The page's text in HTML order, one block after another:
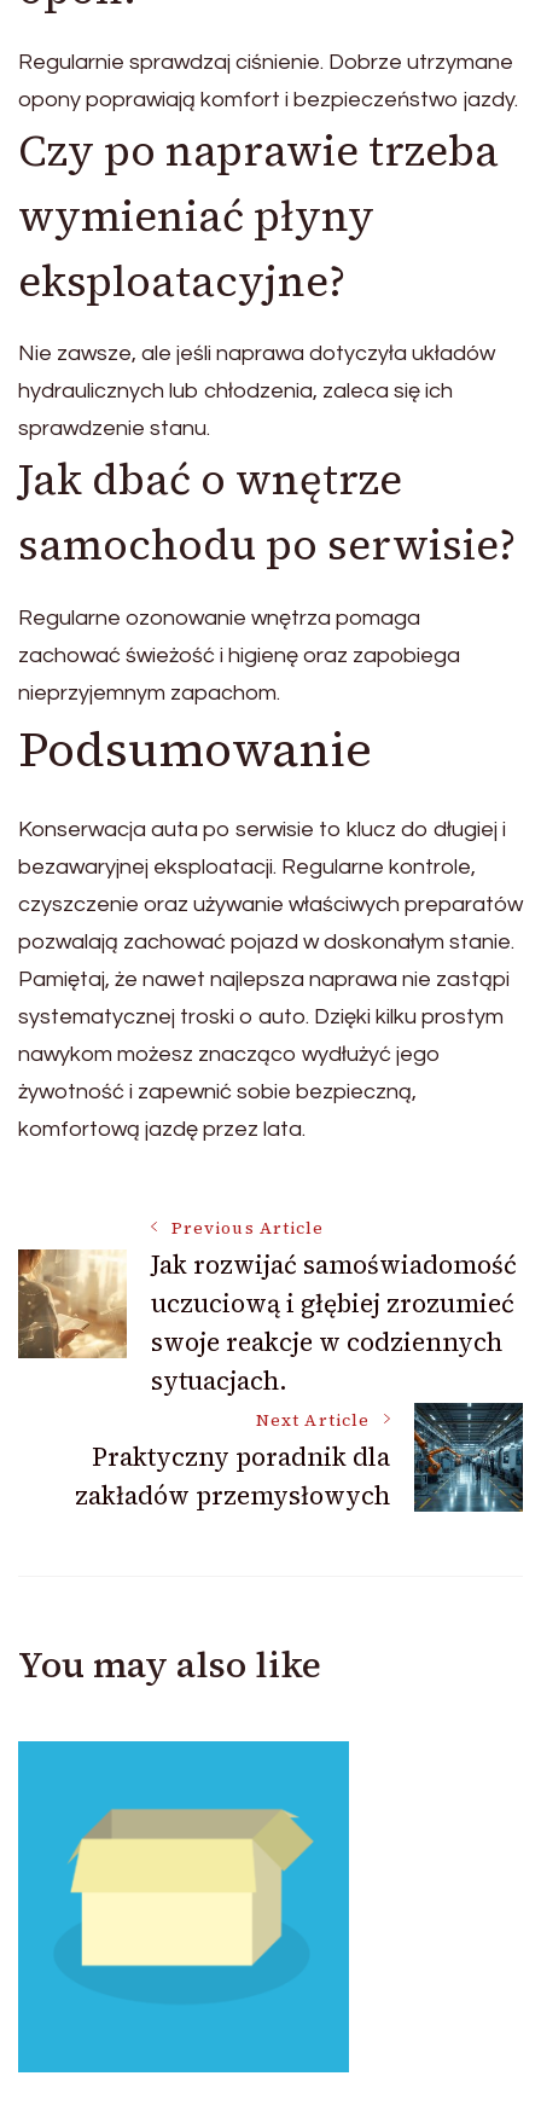
Regularnie sprawdzaj ciśnienie. Dobrze utrzymane
opony poprawiają komfort i bezpieczeństwo jazdy.
Czy po naprawie trzeba
wymieniać płyny
eksploatacyjne?
Nie zawsze, ale jeśli naprawa dotyczyła układów
hydraulicznych lub chłodzenia, zaleca się ich
sprawdzenie stanu.
Jak dbać o wnętrze
samochodu po serwisie?
Regularne ozonowanie wnętrza pomaga
zachować świeżość i higienę oraz zapobiega
nieprzyjemnym zapachom.
Podsumowanie
Konserwacja auta po serwisie to klucz do długiej i
bezawaryjnej eksploatacji. Regularne kontrole,
czyszczenie oraz używanie właściwych preparatów
pozwalają zachować pojazd w doskonałym stanie.
Pamiętaj, że nawet najlepsza naprawa nie zastąpi
systematycznej troski o auto. Dzięki kilku prostym
nawykom możesz znacząco wydłużyć jego
żywotność i zapewnić sobie bezpieczną,
komfortową jazdę przez lata.
Post
Navigation
Previous Article
Jak rozwijać samoświadomość
uczuciową i głębiej zrozumieć
swoje reakcje w codziennych
sytuacjach.
Next Article
Praktyczny poradnik dla
zakładów przemysłowych
You may also like